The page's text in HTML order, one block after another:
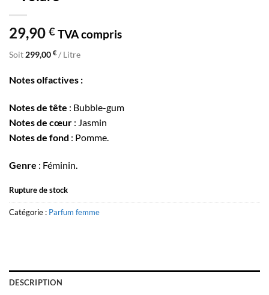
29,90 € TVA compris
Soit 299,00 € / Litre
Notes olfactives :
Notes de tête : Bubble-gum
Notes de cœur : Jasmin
Notes de fond : Pomme.
Genre : Féminin.
Rupture de stock
Catégorie : Parfum femme
DESCRIPTION